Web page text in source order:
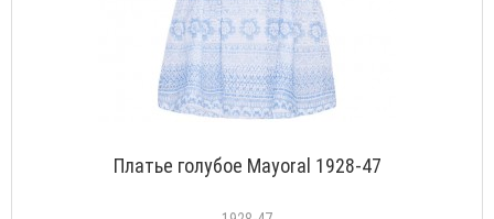
Платье голубое Mayoral 1928-47